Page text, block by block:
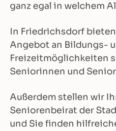
ganz egal in welchem
In Friedrichsdorf
Angebot an Bildungs-
Freizeitmöglichkeiten
Seniorinnen und
Außerdem stellen wir
Seniorenbeirat der
und Sie finden